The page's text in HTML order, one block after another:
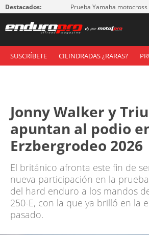
Destacados: Prueba Yamaha motocross
SUSCRÍBETE CILINDRADAS ¿RARAS?
Jonny Walker y
apuntan al podio
Erzbergrodeo 2026
El británico afronta este fin de
nueva participación en la
del hard enduro a los mandos
250-E, con la que ya brilló en la
pasado.